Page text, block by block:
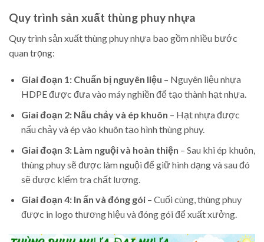
Quy trình sản xuất thùng phuy nhựa
Quy trình sản xuất thùng phuy nhựa bao gồm nhiều bước
quan trọng:
Giai đoạn 1: Chuẩn bị nguyên liệu – Nguyên liệu nhựa
HDPE được đưa vào máy nghiền để tạo thành hạt nhựa.
Giai đoạn 2: Nấu chảy và ép khuôn – Hạt nhựa được
nấu chảy và ép vào khuôn tạo hình thùng phuy.
Giai đoạn 3: Làm nguội và hoàn thiện – Sau khi ép khuôn,
thùng phuy sẽ được làm nguội để giữ hình dạng và sau đó
sẽ được kiểm tra chất lượng.
Giai đoạn 4: In ấn và đóng gói– Cuối cùng, thùng phuy
được in logo thương hiệu và đóng gói để xuất xưởng.